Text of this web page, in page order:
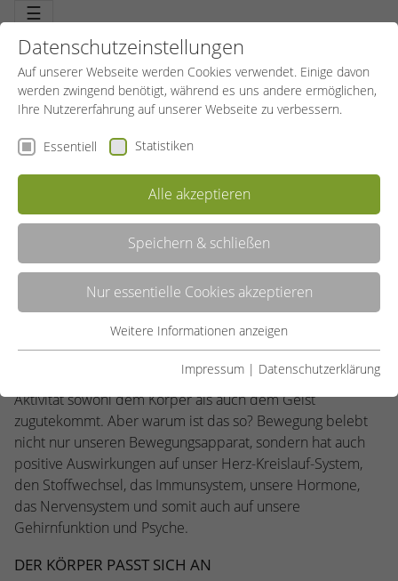
☰
WARUM BEWEGUNG DER SCHLÜSSEL ZU
BESSERER LEBENSQUALITÄT IST
SportBildungswerk Allgemein
Hast du dich schon einmal gefragt, warum Bewegung so
wichtig für unsere Lebensqualität ist? Das SportBildungswerk
BEWEGUNG: MEHR ALS NUR FITNESS
Es ist kein Geheimnis, dass regelmäßige körperliche
Aktivität sowohl dem Körper als auch dem Geist
zugutekommt. Aber warum ist das so? Bewegung belebt
nicht nur unseren Bewegungsapparat, sondern hat auch
positive Auswirkungen auf unser Herz-Kreislauf-System,
den Stoffwechsel, das Immunsystem, unsere Hormone,
das Nervensystem und somit auch auf unsere
Gehirnfunktion und Psyche.
DER KÖRPER PASST SICH AN
Datenschutzeinstellungen
Auf unserer Webseite werden Cookies verwendet. Einige davon
werden zwingend benötigt, während es uns andere ermöglichen,
Ihre Nutzererfahrung auf unserer Webseite zu verbessern.
Essentiell Statistiken
Alle akzeptieren
Speichern & schließen
Nur essentielle Cookies akzeptieren
Essentielle Cookies werden für grundlegende Funktionen der
Webseite einwandfrei funktioniert.
Name cookie_optin
Anbieter TYPO3
Laufzeit 1 Jahr
Zweck
Einstellungen.
Cookie-Informationen anzeigen
Statistiken
Diese Gruppe beinhaltet alle Skripte für analytisches Tracking
und zugehörige Cookies. Es hilft uns die Nutzererfahrung der
Weitere Informationen anzeigen
Impressum | Datenschutzerklärung